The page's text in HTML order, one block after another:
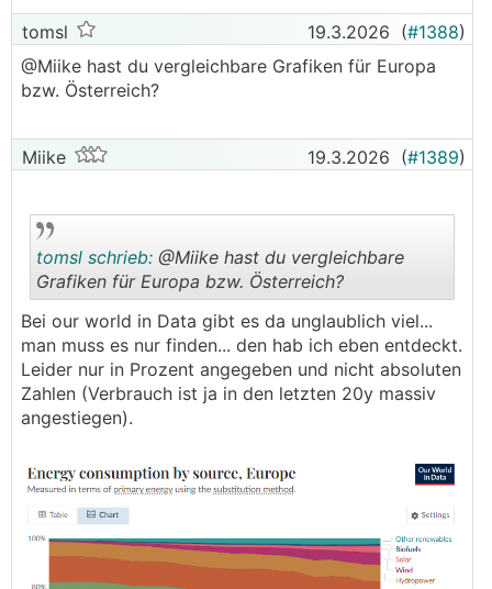
tomsl 19.3.2026 (#1388)
@­Miike hast du vergleichbare Grafiken für Europa
bzw. Österreich?
Miike 19.3.2026 (#1389)
..
tomsl schrieb: @Miike hast du vergleichbare
Grafiken für Europa bzw. Österreich?
Bei our world in Data gibt es da unglaublich viel...
man muss es nur finden... den hab ich eben entdeckt.
Leider nur in Prozent angegeben und nicht absoluten
Zahlen (Verbrauch ist ja in den letzten 20y massiv
angestiegen).